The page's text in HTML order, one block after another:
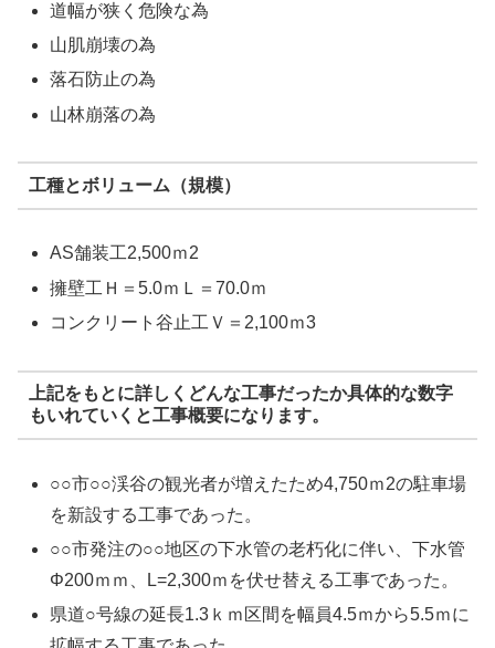
道幅が狭く危険な為
山肌崩壊の為
落石防止の為
山林崩落の為
工種とボリューム（規模）
AS舗装工2,500ｍ2
擁壁工Ｈ＝5.0ｍＬ＝70.0ｍ
コンクリート谷止工Ｖ＝2,100ｍ3
上記をもとに詳しくどんな工事だったか具体的な数字
もいれていくと工事概要になります。
○○市○○渓谷の観光者が増えたため4,750ｍ2の駐車場
を新設する工事であった。
○○市発注の○○地区の下水管の老朽化に伴い、下水管
Φ200ｍｍ、L=2,300ｍを伏せ替える工事であった。
県道○号線の延長1.3ｋｍ区間を幅員4.5ｍから5.5ｍに